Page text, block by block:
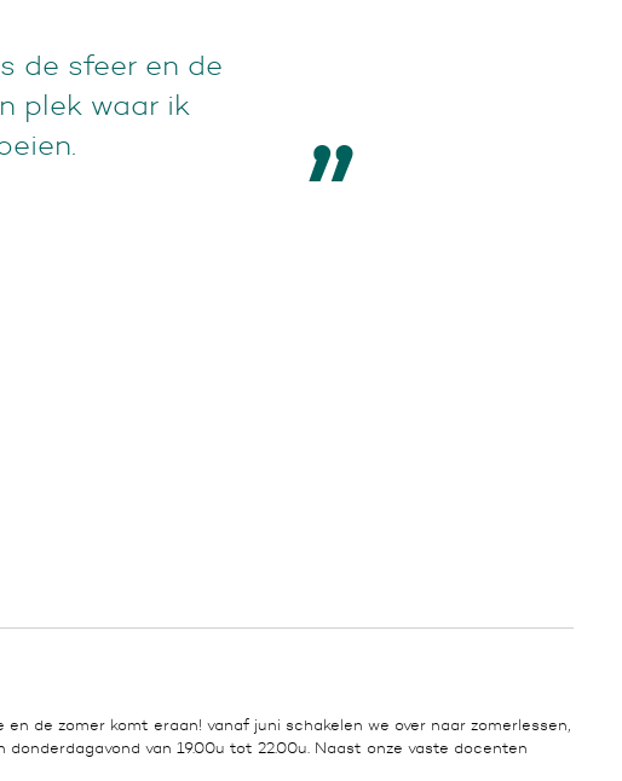
sfeer. De
community
en de zomer komt eraan! vanaf juni schakelen we over naar zomerlessen,
van 19.00u tot 22.00u. Naast onze vaste docenten